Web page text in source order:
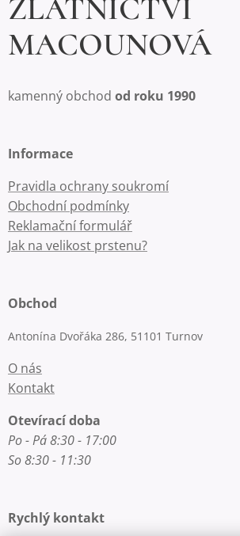
ZLATNICTVÍ
MACOUNOVÁ
kamenný obchod od roku 1990
Informace
Pravidla ochrany soukromí
Obchodní podmínky
Reklamační formulář
Jak na velikost prstenu?
Obchod
Antonína Dvořáka 286, 51101 Turnov
O nás
Kontakt
Otevírací doba
Po - Pá 8:30 - 17:00
So 8:30 - 11:30
Rychlý kontakt